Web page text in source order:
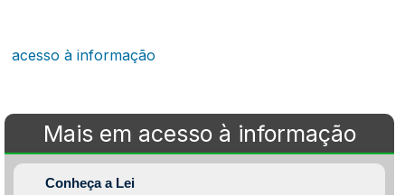
acesso à informação
Mais em acesso à informação
Conheça a Lei